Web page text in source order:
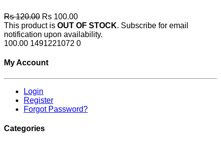
Rs 120.00 Rs 100.00
This product is OUT OF STOCK. Subscribe for email
notification upon availability.
100.00 1491221072 0
My Account
Login
Register
Forgot Password?
Categories